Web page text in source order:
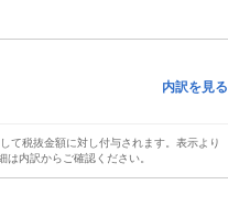
内訳を見る
て税抜金額に対し付与されます。表示より
内訳からご確認ください。